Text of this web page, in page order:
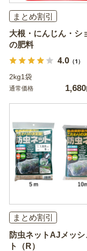
まとめ割引
大根・にんじん・シ
の肥料
4.0（1）
2kg1袋
通常価格 1,680
まとめ割引
防虫ネットAJメッシ
ト（R）